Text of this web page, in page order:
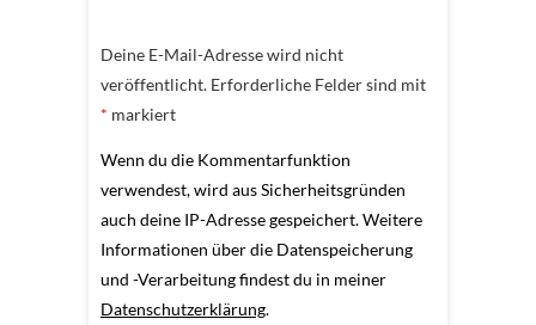
Deine E-Mail-Adresse wird nicht
veröffentlicht. Erforderliche Felder sind mit
* markiert
Wenn du die Kommentarfunktion
verwendest, wird aus Sicherheitsgründen
auch deine IP-Adresse gespeichert. Weitere
Informationen über die Datenspeicherung
und -Verarbeitung findest du in meiner
Datenschutzerklärung.